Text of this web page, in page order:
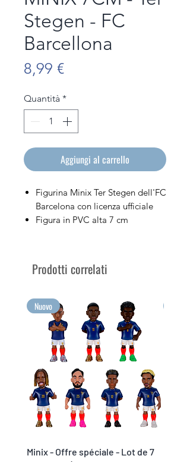
Stegen - FC
Barcellona
8,99 €Prezzo
Quantità *
Aggiungi al carrello
Figurina Minix Ter Stegen dell'FC
Barcelona con licenza ufficiale
Figura in PVC alta 7 cm
Colleziona i tuoi giocatori di
Raccogli le tue emozioni più
grandi in formato Minix!
Prodotti correlati
Nuovo
Minix - Offre spéciale - Lot de 7